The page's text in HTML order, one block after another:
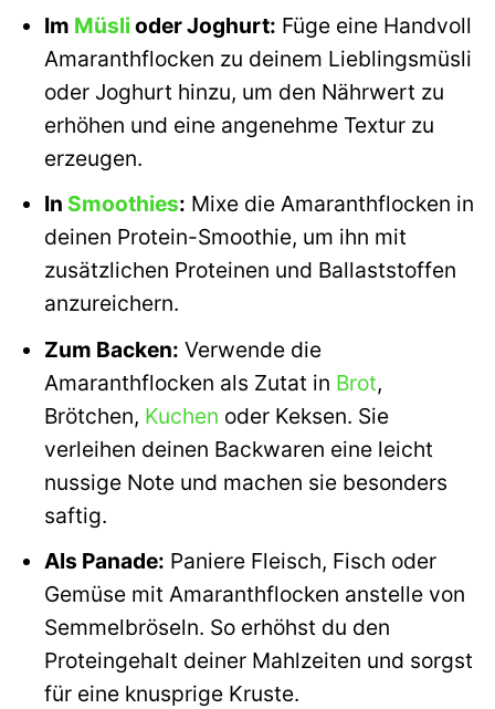
Im Müsli oder Joghurt: Füge eine Handvoll
Amaranthflocken zu deinem Lieblingsmüsli
oder Joghurt hinzu, um den Nährwert zu
erhöhen und eine angenehme Textur zu
erzeugen.
In Smoothies: Mixe die Amaranthflocken in
deinen Protein-Smoothie, um ihn mit
zusätzlichen Proteinen und Ballaststoffen
anzureichern.
Zum Backen: Verwende die
Amaranthflocken als Zutat in Brot,
Brötchen, Kuchen oder Keksen. Sie
verleihen deinen Backwaren eine leicht
nussige Note und machen sie besonders
saftig.
Als Panade: Paniere Fleisch, Fisch oder
Gemüse mit Amaranthflocken anstelle von
Semmelbröseln. So erhöhst du den
Proteingehalt deiner Mahlzeiten und sorgst
für eine knusprige Kruste.